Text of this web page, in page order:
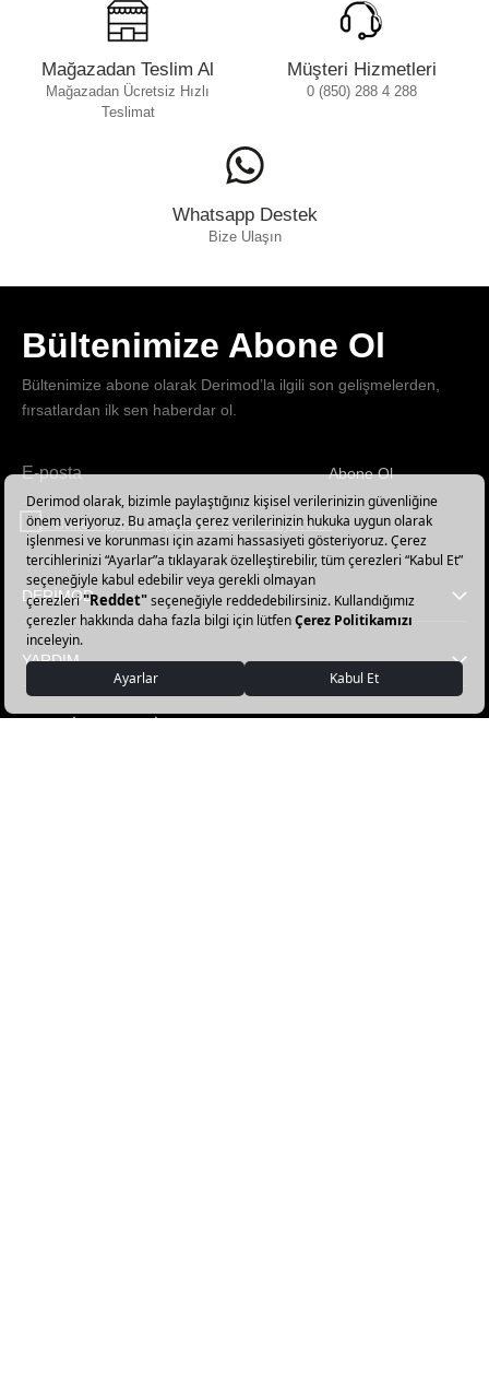
Mağazadan Teslim Al
Mağazadan Ücretsiz Hızlı
Teslimat
Müşteri Hizmetleri
0 (850) 288 4 288
Whatsapp Destek
Bize Ulaşın
Bültenimize Abone Ol
Bültenimize abone olarak Derimod’la ilgili son gelişmelerden,
fırsatlardan ilk sen haberdar ol.
Haber
bültenimize
abone
olun!
Abone Ol
E-Bülten üyelik koşullarını kabul ediyorum.
DERİMOD
YARDIM